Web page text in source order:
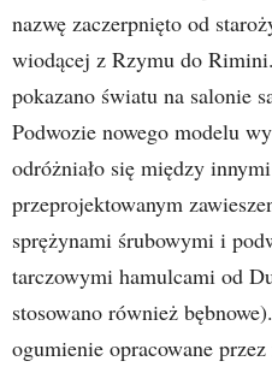
nazwę zaczerpnięto od
wiodącej z Rzymu do
pokazano światu na salonie
Podwozie nowego modelu
odróżniało się między
przeprojektowanym
sprężynami śrubowymi i
tarczowymi hamulcami od
stosowano również
ogumienie opracowane